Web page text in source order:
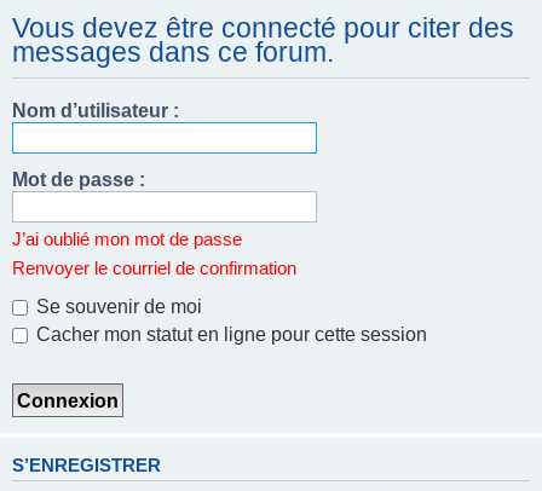
Vous devez être connecté pour citer des
messages dans ce forum.
Nom d’utilisateur :
Mot de passe :
J’ai oublié mon mot de passe
Renvoyer le courriel de confirmation
Se souvenir de moi
Cacher mon statut en ligne pour cette session
S’ENREGISTRER